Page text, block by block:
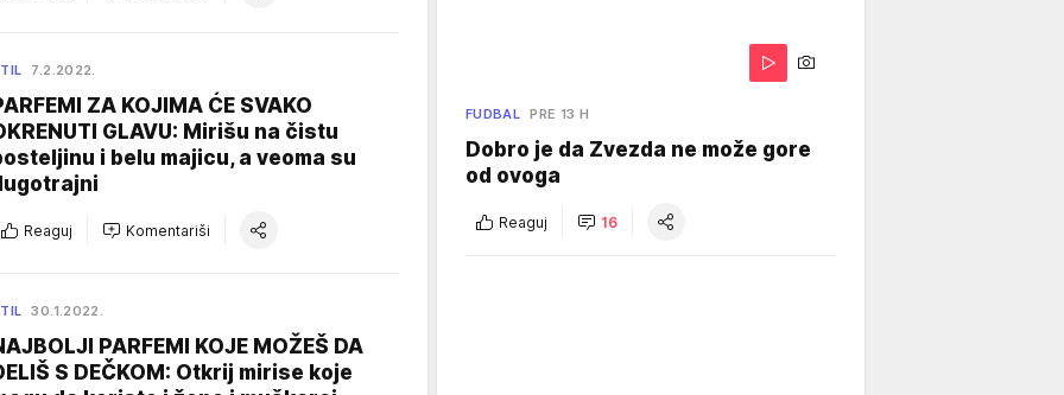
7.2.2022.
ZA KOJIMA ĆE SVAKO
GLAVU: Mirišu na čistu
i belu majicu, a veoma su
Reaguj Komentariši
30.1.2022.
PARFEMI KOJE MOŽEŠ DA
S DEČKOM: Otkrij mirise koje
FUDBAL PRE 13 H
Dobro je da Zvezda ne može gore
od ovoga
Reaguj 16